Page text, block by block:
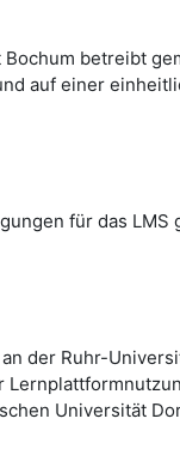
betreibt
auf einer
für das
der Ruhr-
Universität